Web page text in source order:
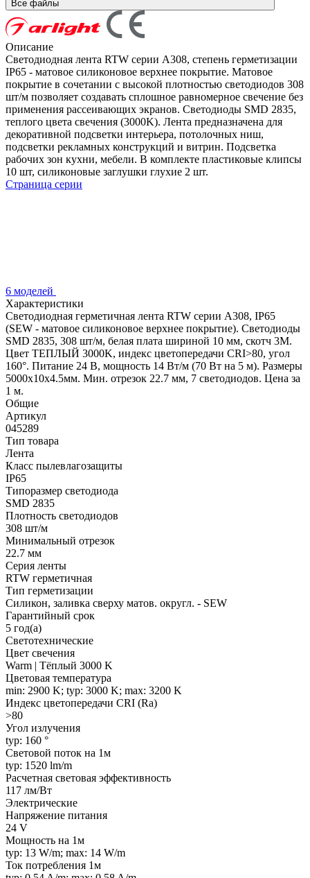
Все файлы
Описание
Светодиодная лента RTW серии A308, степень герметизации
IP65 - матовое силиконовое верхнее покрытие. Матовое
покрытие в сочетании с высокой плотностью светодиодов 308
шт/м позволяет создавать сплошное равномерное свечение без
применения рассеивающих экранов. Светодиоды SMD 2835,
теплого цвета свечения (3000K). Лента предназначена для
декоративной подсветки интерьера, потолочных ниш,
подсветки рекламных конструкций и витрин. Подсветка
рабочих зон кухни, мебели. В комплекте пластиковые клипсы
10 шт, силиконовые заглушки глухие 2 шт.
Страница серии
6 моделей
Характеристики
Светодиодная герметичная лента RTW серии A308, IP65
(SEW - матовое силиконовое верхнее покрытие). Светодиоды
SMD 2835, 308 шт/м, белая плата шириной 10 мм, скотч 3M.
Цвет ТЕПЛЫЙ 3000K, индекс цветопередачи CRI>80, угол
160°. Питание 24 В, мощность 14 Вт/м (70 Вт на 5 м). Размеры
5000x10x4.5мм. Мин. отрезок 22.7 мм, 7 светодиодов. Цена за
1 м.
Общие
Артикул
045289
Тип товара
Лента
Класс пылевлагозащиты
IP65
Типоразмер светодиода
SMD 2835
Плотность светодиодов
308 шт/м
Минимальный отрезок
22.7 мм
Серия ленты
RTW герметичная
Тип герметизации
Силикон, заливка сверху матов. округл. - SEW
Гарантийный срок
5 год(а)
Светотехнические
Цвет свечения
Warm | Тёплый 3000 K
Цветовая температура
min: 2900 K; typ: 3000 K; max: 3200 K
Индекс цветопередачи CRI (Ra)
>80
Угол излучения
typ: 160 °
Световой поток на 1м
typ: 1520 lm/m
Расчетная световая эффективность
117 лм/Вт
Электрические
Напряжение питания
24 V
Мощность на 1м
typ: 13 W/m; max: 14 W/m
Ток потребления 1м